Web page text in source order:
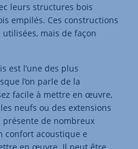
leurs structures bois
empilés. Ces constructions
mais de façon
est l’une des plus
l’on parle de la
facile à mettre en œuvre,
neufs ou des extensions
présente de nombreux
confort acoustique e